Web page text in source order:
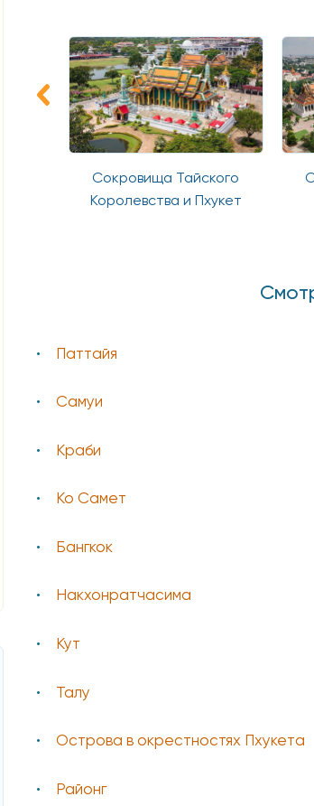
Сокровища Тайского
Королевства и Пхукет
Паттайя
Самуи
Краби
Ко Самет
Бангкок
Накхонратчасима
Кут
Талу
Острова в окрестностях Пхукета
Районг